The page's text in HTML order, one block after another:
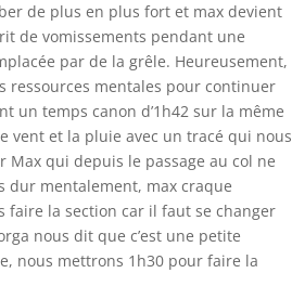
de plus en plus fort et max devient
de vomissements pendant une
par de la grêle. Heureusement,
ressources mentales pour continuer
un temps canon d’1h42 sur la même
vent et la pluie avec un tracé qui nous
qui depuis le passage au col ne
dur mentalement, max craque
faire la section car il faut se changer
nous dit que c’est une petite
nous mettrons 1h30 pour faire la